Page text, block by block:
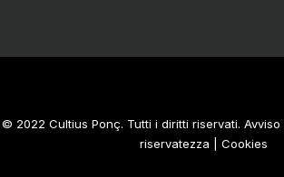
© 2022 Cultius Ponç. Tutti i diritti riservati. Avviso
riservatezza
Cookies